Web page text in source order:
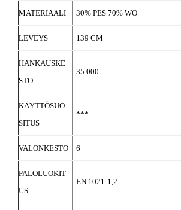
MATERIAALI 30% PES 70% WO
LEVEYS 139 CM
HANKAUSKE
STO
35 000
KÄYTTÖSUO
SITUS
***
VALONKESTO 6
PALOLUOKIT
US
EN 1021-1,2